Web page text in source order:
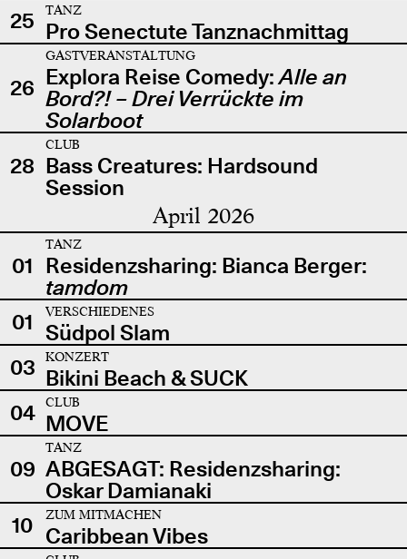
25
TANZ
Pro Senectute Tanznachmittag
26
GASTVERANSTALTUNG
Explora Reise Comedy:Alle an
Bord?! – Drei Verrückte im
Solarboot
28
CLUB
Bass Creatures: Hardsound
Session
April 2026
01
TANZ
Residenzsharing: Bianca Berger:
tamdom
01
VERSCHIEDENES
Südpol Slam
03
KONZERT
Bikini Beach & SUCK
04
CLUB
MOVE
09
TANZ
ABGESAGT: Residenzsharing:
Oskar Damianaki
10
ZUM MITMACHEN
Caribbean Vibes